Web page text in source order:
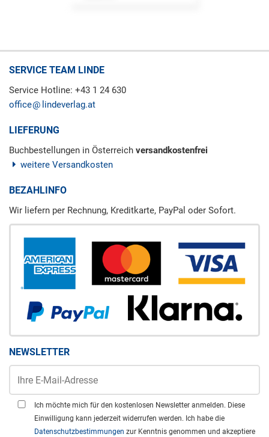
SERVICE TEAM LINDE
Service Hotline: +43 1 24 630
office
lindeverlag.at
LIEFERUNG
Buchbestellungen in Österreich versandkostenfrei
weitere Versandkosten
BEZAHLINFO
Wir liefern per Rechnung, Kreditkarte, PayPal oder Sofort.
NEWSLETTER
Ich möchte mich für den kostenlosen Newsletter anmelden. Diese
Einwilligung kann jederzeit widerrufen werden. Ich habe die
Datenschutzbestimmungen zur Kenntnis genommen und akzeptiere